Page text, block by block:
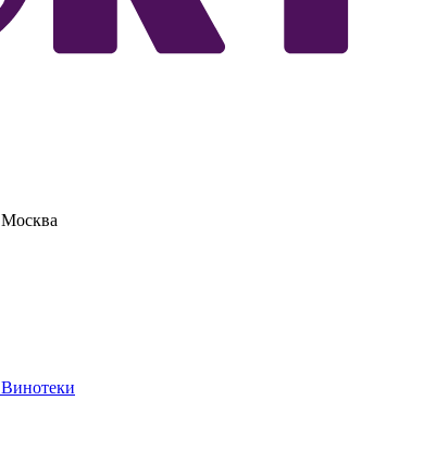
Москва
Винотеки